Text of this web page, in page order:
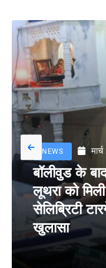
NEWS
बॉलीवुड के
लूथरा को
सेलिब्रिटी
खुलासा